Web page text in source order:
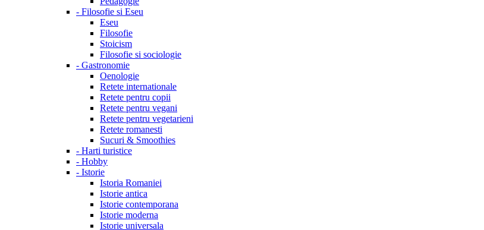
- Filosofie si Eseu
Eseu
Filosofie
Stoicism
Filosofie si sociologie
- Gastronomie
Oenologie
Retete internationale
Retete pentru copii
Retete pentru vegani
Retete pentru vegetarieni
Retete romanesti
Sucuri & Smoothies
- Harti turistice
- Hobby
- Istorie
Istoria Romaniei
Istorie antica
Istorie contemporana
Istorie moderna
Istorie universala